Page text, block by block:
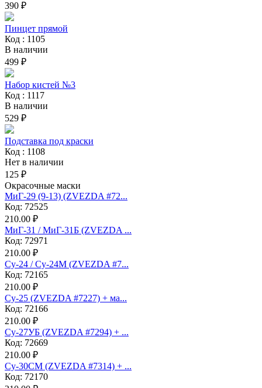
390 ₽
Пинцет прямой
Код : 1105
В наличии
499 ₽
Набор кистей №3
Код : 1117
В наличии
529 ₽
Подставка под краски
Код : 1108
Нет в наличии
125 ₽
Окрасочные маски
МиГ-29 (9-13) (ZVEZDA #72...
Код: 72525
210.00 ₽
МиГ-31 / МиГ-31Б (ZVEZDA ...
Код: 72971
210.00 ₽
Су-24 / Су-24М (ZVEZDA #7...
Код: 72165
210.00 ₽
Су-25 (ZVEZDA #7227) + ма...
Код: 72166
210.00 ₽
Су-27УБ (ZVEZDA #7294) + ...
Код: 72669
210.00 ₽
Су-30СМ (ZVEZDA #7314) + ...
Код: 72170